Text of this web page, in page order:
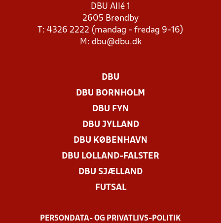
DBU Allé 1
2605 Brøndby
T: 4326 2222 (mandag - fredag 9-16)
M: dbu@dbu.dk
DBU
DBU BORNHOLM
DBU FYN
DBU JYLLAND
DBU KØBENHAVN
DBU LOLLAND-FALSTER
DBU SJÆLLAND
FUTSAL
PERSONDATA- OG PRIVATLIVS-POLITIK